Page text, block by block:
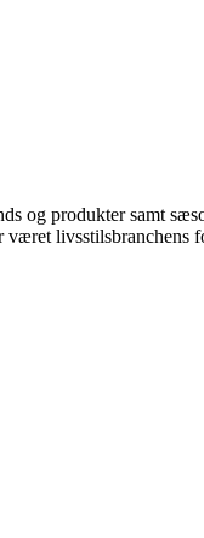
og produkter samt
været livsstilsbranchens